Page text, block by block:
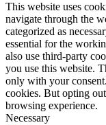
This website uses
navigate through the
categorized as
essential for the
also use third-party
you use this website.
only with your
cookies. But opting
browsing experience.
Necessary